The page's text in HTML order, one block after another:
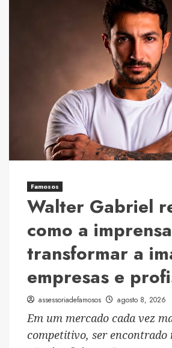
Famosos
Walter Gabriel
como a
transformar a
empresas e
assessoriadefamosos agosto 8, 2026
Em um mercado cada vez
competitivo, ser